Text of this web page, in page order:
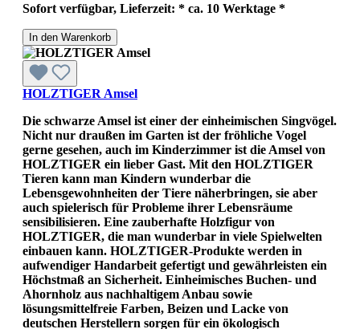
Sofort verfügbar, Lieferzeit: * ca. 10 Werktage *
In den Warenkorb
HOLZTIGER Amsel
Die schwarze Amsel ist einer der einheimischen Singvögel.
Nicht nur draußen im Garten ist der fröhliche Vogel
gerne gesehen, auch im Kinderzimmer ist die Amsel von
HOLZTIGER ein lieber Gast. Mit den HOLZTIGER
Tieren kann man Kindern wunderbar die
Lebensgewohnheiten der Tiere näherbringen, sie aber
auch spielerisch für Probleme ihrer Lebensräume
sensibilisieren. Eine zauberhafte Holzfigur von
HOLZTIGER, die man wunderbar in viele Spielwelten
einbauen kann. HOLZTIGER-Produkte werden in
aufwendiger Handarbeit gefertigt und gewährleisten ein
Höchstmaß an Sicherheit. Einheimisches Buchen- und
Ahornholz aus nachhaltigem Anbau sowie
lösungsmittelfreie Farben, Beizen und Lacke von
deutschen Herstellern sorgen für ein ökologisch